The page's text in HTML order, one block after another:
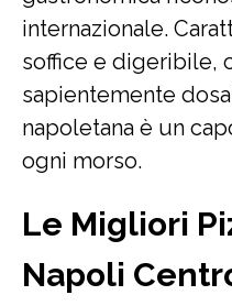
internazionale.
soffice e digeribile,
sapientemente
napoletana è un
ogni morso.
Le Migliori
Napoli